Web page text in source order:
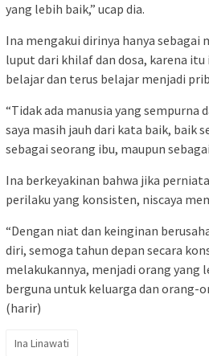
yang lebih baik,” ucap dia.
Ina mengakui dirinya hanya sebagai
luput dari khilaf dan dosa, karena
belajar dan terus belajar menjadi
“Tidak ada manusia yang sempurna
saya masih jauh dari kata baik, baik
sebagai seorang ibu, maupun
Ina berkeyakinan bahwa jika
perilaku yang konsisten, niscaya
“Dengan niat dan keinginan
diri, semoga tahun depan secara
melakukannya, menjadi orang yang
berguna untuk keluarga dan orang-
(harir)
Ina Linawati